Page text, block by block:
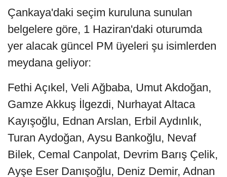
Çankaya'daki seçim kuruluna sunulan
belgelere göre, 1 Haziran'daki oturumda
yer alacak güncel PM üyeleri şu isimlerden
meydana geliyor:
Fethi Açıkel, Veli Ağbaba, Umut Akdoğan,
Gamze Akkuş İlgezdi, Nurhayat Altaca
Kayışoğlu, Ednan Arslan, Erbil Aydınlık,
Turan Aydoğan, Aysu Bankoğlu, Nevaf
Bilek, Cemal Canpolat, Devrim Barış Çelik,
Ayşe Eser Danışoğlu, Deniz Demir, Adnan